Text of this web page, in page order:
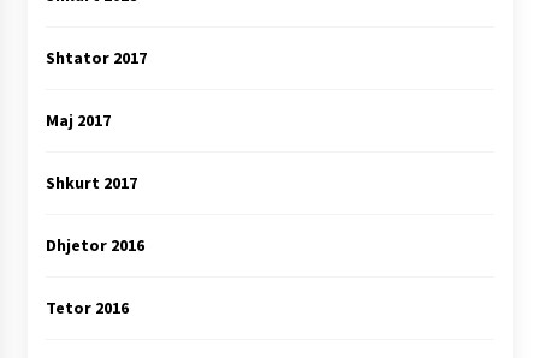
Shtator 2017
Maj 2017
Shkurt 2017
Dhjetor 2016
Tetor 2016